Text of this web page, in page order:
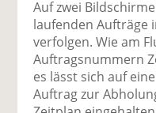
Auf zwei
laufenden Aufträge
verfolgen. Wie am
Auftragsnummern
es lässt sich auf
Auftrag zur